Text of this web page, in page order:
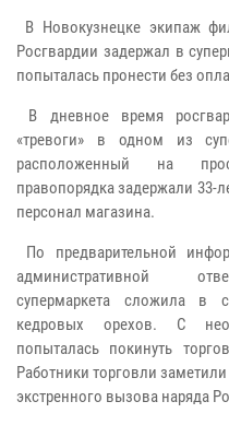
В Новокузнецке экипаж
Росгвардии задержал в
попыталась пронести без
В дневное время
«тревоги» в одном из
расположенный на
правопорядка задержали 33-
персонал магазина.
По предварительной
административной
супермаркета сложила в
кедровых орехов. С
попыталась покинуть
Работники торговли
экстренного вызова наряда